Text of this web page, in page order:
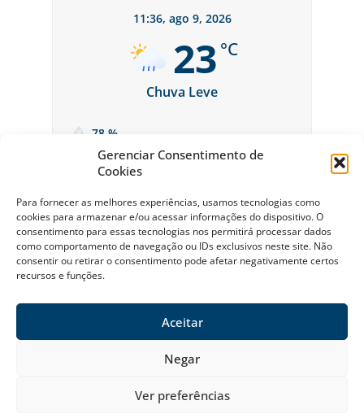
Gerenciar Consentimento de
Cookies
Para fornecer as melhores experiências, usamos tecnologias como
cookies para armazenar e/ou acessar informações do dispositivo. O
consentimento para essas tecnologias nos permitirá processar dados
como comportamento de navegação ou IDs exclusivos neste site. Não
consentir ou retirar o consentimento pode afetar negativamente certos
recursos e funções.
Aceitar
Negar
Ver preferências
11:36, ago 9, 2026
23 °C
Chuva Leve
78 %
© Riviera de São Lourenço Todos os Direitos Reservados 2026